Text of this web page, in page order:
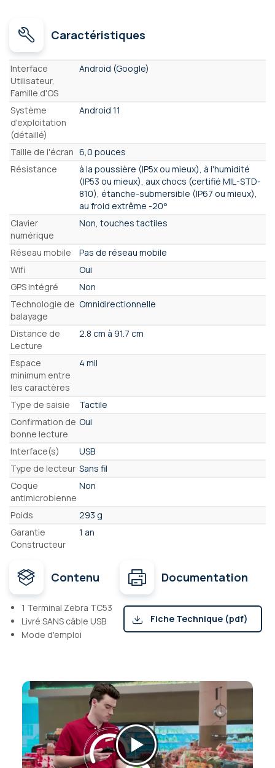
Caractéristiques
Caractéristiques
Interface
Utilisateur,
Famille d'OS
Android (Google)
Système
d'exploitation
(détaillé)
Android 11
Taille de l'écran 6,0 pouces
Résistance
à la poussière (IP5x ou mieux), à l'humidité
(IP53 ou mieux), aux chocs (certifié MIL-STD-
810), étanche-submersible (IP67 ou mieux),
au froid extrême -20°
Clavier
numérique
Non, touches tactiles
Réseau mobile
Pas de réseau mobile
Wifi
Oui
GPS intégré
Non
Technologie de
balayage
Omnidirectionnelle
Distance de
Lecture
2.8 cm à 91.7 cm
Espace
minimum entre
les caractères
4 mil
Type de saisie
Tactile
Confirmation de
bonne lecture
Oui
Interface(s)
USB
Type de lecteur Sans fil
Coque
antimicrobienne
Non
Poids
293 g
Garantie
Constructeur
1 an
Contenu
1 Terminal Zebra TC53
Livré SANS câble USB
Mode d'emploi
Documentation
Fiche Technique (pdf)